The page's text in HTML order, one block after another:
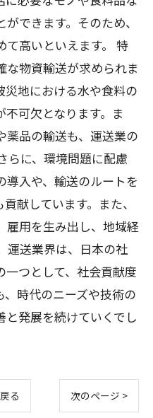
できます。そのため、
て高いといえます。 特
な物資輸送が求められま
災地における水や食料の
可欠となります。ま
薬品の輸送も、運送業の
らに、環境問題に配慮
導入や、輸送のルートを
献しています。また、
雇用を生み出し、地域経
運送業界は、日本の社
つとして、社会貢献度
時代のニーズや技術の
発展を続けていくでし
る 次のページ >